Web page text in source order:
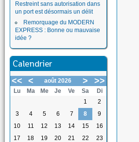
Restreint sans autorisation dans
un port est désormais un délit
Remorquage du MODERN
EXPRESS : Bonne ou mauvaise
idée ?
Calendrier
<< < août 2026 > >>
Lu Ma Me Je Ve Sa
Di
1
2
3
4 5 6 7 8
9
10
11 12 13 14 15
16
17
18 19 20 21 22
23